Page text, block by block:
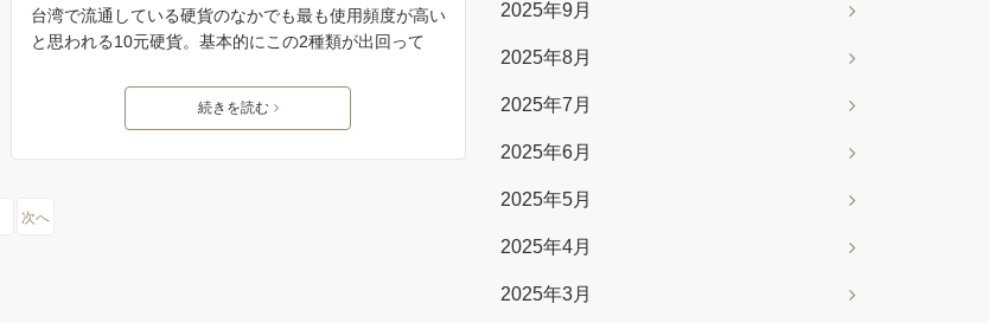
台湾で流通している硬貨のなかでも最も使用頻度が高い
と思われる10元硬貨。基本的にこの2種類が出回って
続きを読む
次へ
2025年9月
2025年8月
2025年7月
2025年6月
2025年5月
2025年4月
2025年3月